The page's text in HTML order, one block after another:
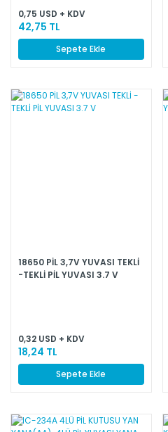
0,75 USD + KDV
42,75 TL
Sepete Ekle
18650 PİL 3,7V YUVASI TEKLİ
-TEKLİ PİL YUVASI 3.7 V
0,32 USD + KDV
18,24 TL
Sepete Ekle